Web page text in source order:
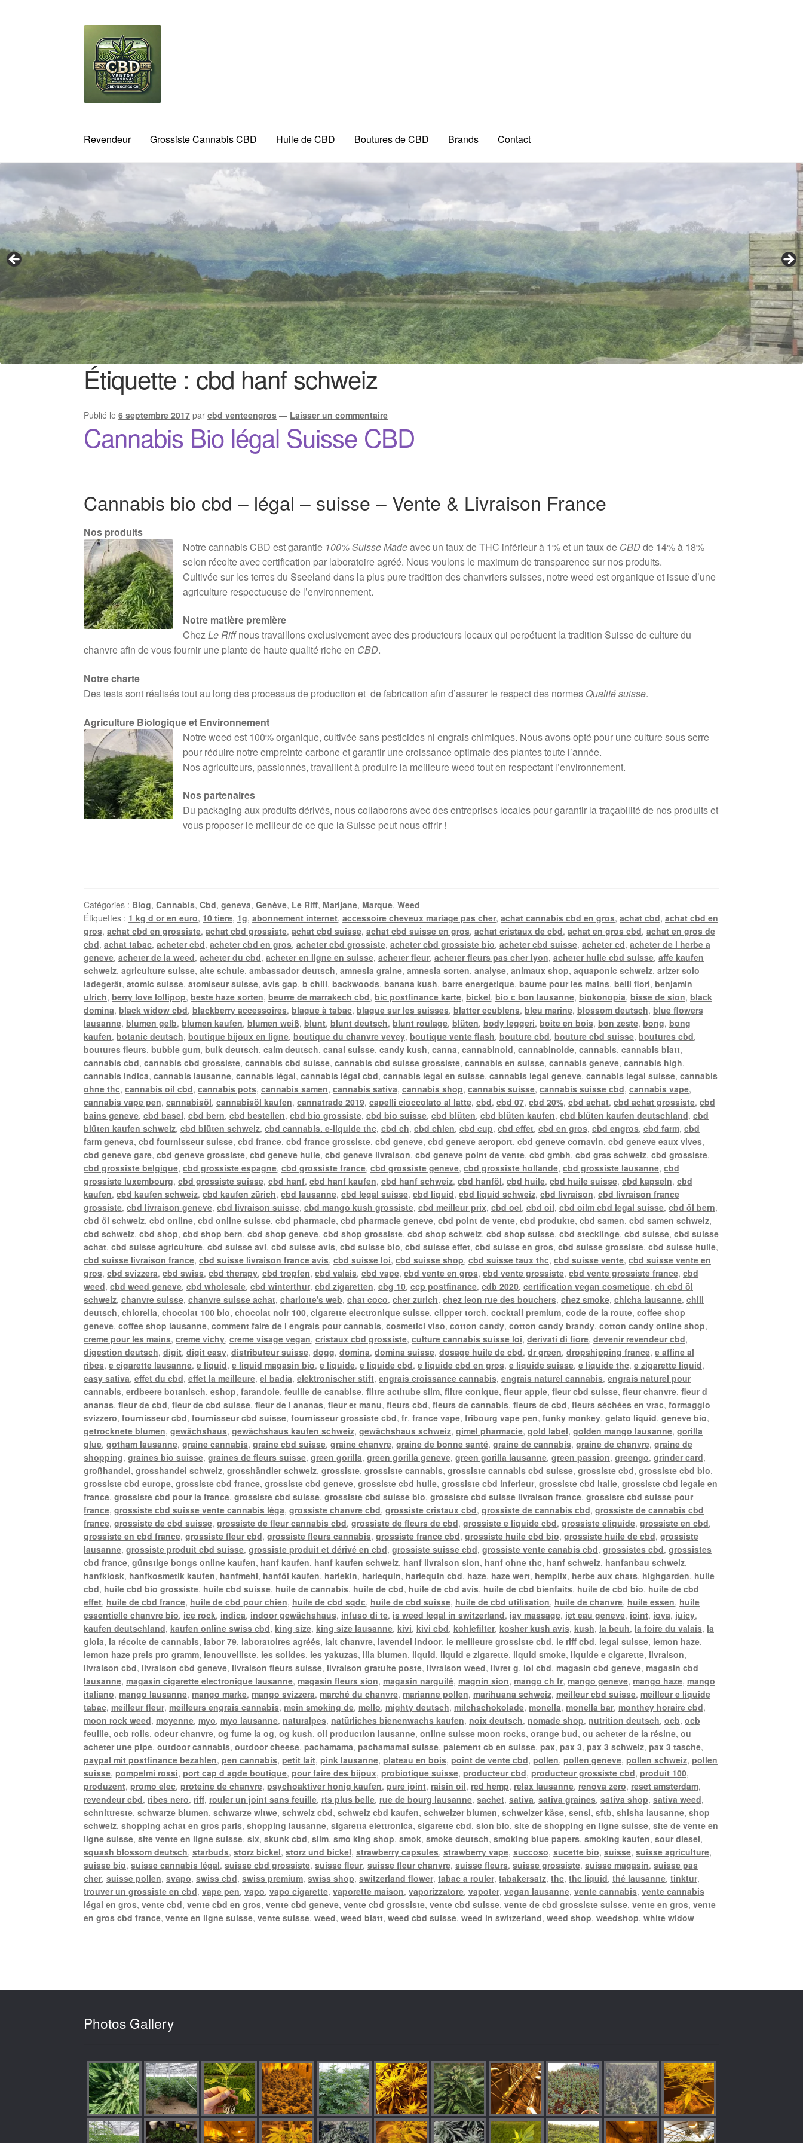
navigation
contenu
Revendeur Grossiste Cannabis CBD Huile de CBD Boutures de CBD Brands Contact
Étiquette : cbd hanf schweiz
Publié le6 septembre 2017 parcbd venteengros — Laisser un commentaire
Cannabis Bio légal Suisse CBD
Cannabis bio cbd – légal – suisse – Vente & Livraison France
Nos produits
Notre cannabis CBD est garantie 100% Suisse Madeavec un taux de THC inférieur à 1% et un taux de CBDde 14% à 18%
selon récolte avec certification par laboratoire agréé. Nous voulons le maximum de transparence sur nos produits.
Cultivée sur les terres du Sseeland dans la plus pure tradition des chanvriers suisses, notre weed est organique et issue d’une
agriculture respectueuse de l’environnement.
Notre matière première
ChezLe Riffnous travaillons exclusivement avec des producteurs locaux qui perpétuent la tradition Suisse de culture du
chanvre afin de vous fournir une plante de haute qualité riche en CBD.
Notre charte
Des tests sont réalisés tout au long des processus de production et de fabrication afin d’assurer le respect des normes Qualité suisse.
Agriculture Biologique et Environnement
Notre weed est 100% organique, cultivée sans pesticides ni engrais chimiques. Nous avons opté pour une culture sous serre
pour réduire notre empreinte carbone et garantir une croissance optimale des plantes toute l’année.
Nos agriculteurs, passionnés, travaillent à produire la meilleure weed tout en respectant l’environnement.
Nos partenaires
Du packaging aux produits dérivés, nous collaborons avec des entreprises locales pour garantir la traçabilité de nos produits et
vous proposer le meilleur de ce que la Suisse peut nous offrir !
Catégories : Blog,Cannabis,Cbd,geneva,Genève, Le Riff, Marijane, Marque,Weed
Étiquettes : 1 kg d or en euro, 10 tiere, 1g,abonnement internet,accessoire cheveux mariage pas cher,achat cannabis cbd en gros,achat cbd,achat cbd en
gros,achat cbd en grossiste,achat cbd grossiste,achat cbd suisse,achat cbd suisse en gros,achat cristaux de cbd,achat en gros cbd,achat en gros de
cbd,achat tabac,acheter cbd,acheter cbd en gros,acheter cbd grossiste,acheter cbd grossiste bio,acheter cbd suisse,acheter cd,acheter de l herbe a
geneve,acheter de la weed,acheter du cbd,acheter en ligne en suisse,acheter fleur,acheter fleurs pas cher lyon,acheter huile cbd suisse,affe kaufen
schweiz,agriculture suisse,alte schule,ambassador deutsch,amnesia graine,amnesia sorten,analyse,animaux shop,aquaponic schweiz,arizer solo
ladegerät,atomic suisse,atomiseur suisse,avis gap,b chill,backwoods,banana kush,barre energetique,baume pour les mains,belli fiori,benjamin
ulrich,berry love lollipop,beste haze sorten,beurre de marrakech cbd,bic postfinance karte,bickel,bio c bon lausanne,biokonopia,bisse de sion,black
domina,black widow cbd,blackberry accessoires,blague à tabac,blague sur les suisses,blatter ecublens,bleu marine,blossom deutsch,blue flowers
lausanne,blumen gelb,blumen kaufen,blumen weiß,blunt,blunt deutsch,blunt roulage,blüten,body leggeri,boite en bois,bon zeste,bong,bong
kaufen,botanic deutsch,boutique bijoux en ligne,boutique du chanvre vevey,boutique vente flash,bouture cbd,bouture cbd suisse,boutures cbd,
boutures fleurs,bubble gum,bulk deutsch,calm deutsch,canal suisse,candy kush,canna,cannabinoid,cannabinoide,cannabis,cannabis blatt,
cannabis cbd,cannabis cbd grossiste,cannabis cbd suisse,cannabis cbd suisse grossiste,cannabis en suisse,cannabis geneve,cannabis high,
cannabis indica,cannabis lausanne,cannabis légal,cannabis légal cbd,cannabis legal en suisse,cannabis legal geneve,cannabis legal suisse,cannabis
ohne thc,cannabis oil cbd,cannabis pots,cannabis samen,cannabis sativa,cannabis shop,cannabis suisse,cannabis suisse cbd,cannabis vape,
cannabis vape pen,cannabisöl,cannabisöl kaufen,cannatrade 2019,capelli cioccolato al latte,cbd,cbd 07,cbd 20%,cbd achat,cbd achat grossiste,cbd
bains geneve,cbd basel,cbd bern,cbd bestellen,cbd bio grossiste,cbd bio suisse,cbd blüten,cbd blüten kaufen,cbd blüten kaufen deutschland,cbd
blüten kaufen schweiz,cbd blüten schweiz,cbd cannabis. e-liquide thc,cbd ch,cbd chien,cbd cup,cbd effet,cbd en gros,cbd engros,cbd farm,cbd
farm geneva,cbd fournisseur suisse,cbd france,cbd france grossiste,cbd geneve,cbd geneve aeroport,cbd geneve cornavin,cbd geneve eaux vives,
cbd geneve gare,cbd geneve grossiste,cbd geneve huile,cbd geneve livraison,cbd geneve point de vente,cbd gmbh,cbd gras schweiz,cbd grossiste,
cbd grossiste belgique,cbd grossiste espagne,cbd grossiste france,cbd grossiste geneve,cbd grossiste hollande,cbd grossiste lausanne,cbd
grossiste luxembourg,cbd grossiste suisse,cbd hanf,cbd hanf kaufen,cbd hanf schweiz,cbd hanföl,cbd huile,cbd huile suisse,cbd kapseln,cbd
kaufen,cbd kaufen schweiz,cbd kaufen zürich,cbd lausanne,cbd legal suisse,cbd liquid,cbd liquid schweiz,cbd livraison,cbd livraison france
grossiste,cbd livraison geneve,cbd livraison suisse,cbd mango kush grossiste,cbd meilleur prix,cbd oel,cbd oil,cbd oilm cbd legal suisse,cbd öl bern,
cbd öl schweiz,cbd online,cbd online suisse,cbd pharmacie,cbd pharmacie geneve,cbd point de vente,cbd produkte,cbd samen,cbd samen schweiz,
cbd schweiz,cbd shop,cbd shop bern,cbd shop geneve,cbd shop grossiste,cbd shop schweiz,cbd shop suisse,cbd stecklinge,cbd suisse,cbd suisse
achat,cbd suisse agriculture,cbd suisse avi,cbd suisse avis,cbd suisse bio,cbd suisse effet,cbd suisse en gros,cbd suisse grossiste,cbd suisse huile,
cbd suisse livraison france,cbd suisse livraison france avis,cbd suisse loi,cbd suisse shop,cbd suisse taux thc,cbd suisse vente,cbd suisse vente en
gros,cbd svizzera,cbd swiss,cbd therapy,cbd tropfen,cbd valais,cbd vape,cbd vente en gros,cbd vente grossiste,cbd vente grossiste france,cbd
weed,cbd weed geneve,cbd wholesale,cbd winterthur,cbd zigaretten,cbg 10,ccp postfinance,cdb 2020,certification vegan cosmetique,ch cbd öl
schweiz,chanvre suisse,chanvre suisse achat,charlotte's web,chat coco,cher zurich,chez leon rue des bouchers,chez smoke,chicha lausanne,chill
deutsch,chlorella,chocolat 100 bio,chocolat noir 100,cigarette electronique suisse,clipper torch,cocktail premium,code de la route,coffee shop
geneve,coffee shop lausanne,comment faire de l engrais pour cannabis,cosmetici viso,cotton candy,cotton candy brandy,cotton candy online shop,
creme pour les mains,creme vichy,creme visage vegan,cristaux cbd grossiste,culture cannabis suisse loi,derivati di fiore,devenir revendeur cbd,
digestion deutsch,digit,digit easy,distributeur suisse,dogg,domina,domina suisse,dosage huile de cbd,dr green,dropshipping france,e affine al
ribes,e cigarette lausanne,e liquid,e liquid magasin bio,e liquide,e liquide cbd,e liquide cbd en gros,e liquide suisse,e liquide thc,e zigarette liquid,
easy sativa,effet du cbd,effet la meilleure,el badia,elektronischer stift,engrais croissance cannabis,engrais naturel cannabis,engrais naturel pour
cannabis,erdbeere botanisch,eshop,farandole,feuille de canabise,filtre actitube slim,filtre conique,fleur apple,fleur cbd suisse,fleur chanvre,fleur d
ananas,fleur de cbd,fleur de cbd suisse,fleur de l ananas,fleur et manu,fleurs cbd,fleurs de cannabis,fleurs de cbd,fleurs séchées en vrac,formaggio
svizzero,fournisseur cbd,fournisseur cbd suisse,fournisseur grossiste cbd,fr,france vape,fribourg vape pen,funky monkey,gelato liquid,geneve bio,
getrocknete blumen,gewächshaus,gewächshaus kaufen schweiz,gewächshaus schweiz,gimel pharmacie,gold label,golden mango lausanne,gorilla
glue,gotham lausanne,graine cannabis,graine cbd suisse,graine chanvre,graine de bonne santé,graine de cannabis,graine de chanvre,graine de
shopping,graines bio suisse,graines de fleurs suisse,green gorilla,green gorilla geneve,green gorilla lausanne,green passion,greengo,grinder card,
großhandel,grosshandel schweiz,grosshändler schweiz,grossiste,grossiste cannabis,grossiste cannabis cbd suisse,grossiste cbd,grossiste cbd bio,
grossiste cbd europe,grossiste cbd france,grossiste cbd geneve,grossiste cbd huile,grossiste cbd inferieur,grossiste cbd italie,grossiste cbd legale en
france,grossiste cbd pour la france,grossiste cbd suisse,grossiste cbd suisse bio,grossiste cbd suisse livraison france,grossiste cbd suisse pour
france,grossiste cbd suisse vente cannabis léga,grossiste chanvre cbd,grossiste cristaux cbd,grossiste de cannabis cbd,grossiste de cannabis cbd
france,grossiste de cbd suisse,grossiste de fleur cannabis cbd,grossiste de fleurs de cbd,grossiste e liquide cbd,grossiste eliquide,grossiste en cbd,
grossiste en cbd france,grossiste fleur cbd,grossiste fleurs cannabis,grossiste france cbd,grossiste huile cbd bio,grossiste huile de cbd,grossiste
lausanne,grossiste produit cbd suisse,grossiste produit et dérivé en cbd,grossiste suisse cbd,grossiste vente canabis cbd,grossistes cbd,grossistes
cbd france,günstige bongs online kaufen, hanf kaufen, hanf kaufen schweiz, hanf livraison sion, hanf ohne thc, hanf schweiz, hanfanbau schweiz,
hanfkiosk, hanfkosmetik kaufen, hanfmehl, hanföl kaufen, harlekin, harlequin, harlequin cbd, haze, haze wert, hemplix, herbe aux chats, highgarden, huile
cbd, huile cbd bio grossiste, huile cbd suisse, huile de cannabis, huile de cbd, huile de cbd avis, huile de cbd bienfaits, huile de cbd bio, huile de cbd
effet, huile de cbd france, huile de cbd pour chien, huile de cbd sqdc, huile de cbd suisse, huile de cbd utilisation, huile de chanvre, huile essen, huile
essentielle chanvre bio, ice rock, indica, indoor gewächshaus, infuso di te, is weed legal in switzerland, jay massage, jet eau geneve, joint, joya, juicy,
kaufen deutschland,kaufen online swiss cbd,king size,king size lausanne,kivi,kivi cbd,kohlefilter,kosher kush avis,kush, la beuh, la foire du valais, la
gioia, la récolte de cannabis, labor 79, laboratoires agréés, lait chanvre, lavendel indoor, le meilleure grossiste cbd, le riff cbd, legal suisse, lemon haze,
lemon haze preis pro gramm, lenouvelliste, les solides, les yakuzas, lila blumen, liquid, liquid e zigarette, liquid smoke, liquide e cigarette, livraison,
livraison cbd, livraison cbd geneve, livraison fleurs suisse, livraison gratuite poste, livraison weed, livret g, loi cbd,magasin cbd geneve,magasin cbd
lausanne,magasin cigarette electronique lausanne,magasin fleurs sion,magasin narguilé,magnin sion,mango ch fr,mango geneve,mango haze,mango
italiano,mango lausanne,mango marke,mango svizzera,marché du chanvre,marianne pollen,marihuana schweiz,meilleur cbd suisse,meilleur e liquide
tabac,meilleur fleur,meilleurs engrais cannabis,mein smoking de,mello,mighty deutsch,milchschokolade,monella,monella bar,monthey horaire cbd,
moon rock weed,moyenne,myo,myo lausanne, naturalpes, natürliches bienenwachs kaufen, noix deutsch, nomade shop, nutrition deutsch,ocb,ocb
feuille,ocb rolls,odeur chanvre,og fume la og,og kush,oil production lausanne,online suisse moon rocks,orange bud,ou acheter de la résine,ou
acheter une pipe,outdoor cannabis,outdoor cheese,pachamama,pachamamai suisse,paiement cb en suisse,pax,pax 3,pax 3 schweiz,pax 3 tasche,
paypal mit postfinance bezahlen,pen cannabis,petit lait,pink lausanne,plateau en bois,point de vente cbd,pollen,pollen geneve,pollen schweiz,pollen
suisse,pompelmi rossi,port cap d agde boutique,pour faire des bijoux,probiotique suisse,producteur cbd,producteur grossiste cbd,produit 100,
produzent,promo elec,proteine de chanvre,psychoaktiver honig kaufen,pure joint, raisin oil, red hemp, relax lausanne, renova zero, reset amsterdam,
revendeur cbd, ribes nero, riff, rouler un joint sans feuille, rts plus belle, rue de bourg lausanne,sachet,sativa,sativa graines,sativa shop,sativa weed,
schnittreste,schwarze blumen,schwarze witwe,schweiz cbd,schweiz cbd kaufen,schweizer blumen,schweizer käse,sensi,sftb,shisha lausanne,shop
schweiz,shopping achat en gros paris,shopping lausanne,sigaretta elettronica,sigarette cbd,sion bio,site de shopping en ligne suisse,site de vente en
ligne suisse,site vente en ligne suisse,six,skunk cbd,slim,smo king shop,smok,smoke deutsch,smoking blue papers,smoking kaufen,sour diesel,
squash blossom deutsch,starbuds,storz bickel,storz und bickel,strawberry capsules,strawberry vape,succoso,sucette bio,suisse,suisse agriculture,
suisse bio,suisse cannabis légal,suisse cbd grossiste,suisse fleur,suisse fleur chanvre,suisse fleurs,suisse grossiste,suisse magasin,suisse pas
cher,suisse pollen,svapo,swiss cbd,swiss premium,swiss shop,switzerland flower,tabac a rouler,tabakersatz,thc,thc liquid,thé lausanne,tinktur,
trouver un grossiste en cbd,vape pen,vapo,vapo cigarette,vaporette maison,vaporizzatore,vapoter,vegan lausanne,vente cannabis,vente cannabis
légal en gros,vente cbd,vente cbd en gros,vente cbd geneve,vente cbd grossiste,vente cbd suisse,vente de cbd grossiste suisse,vente en gros,vente
en gros cbd france,vente en ligne suisse,vente suisse,weed,weed blatt,weed cbd suisse,weed in switzerland,weed shop,weedshop,white widow
Photos Gallery